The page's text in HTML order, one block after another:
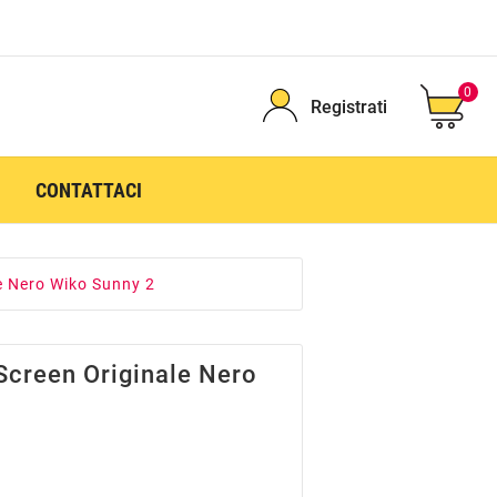
Registrati
0
CONTATTACI
Nero Wiko Sunny 2
Originale Nero